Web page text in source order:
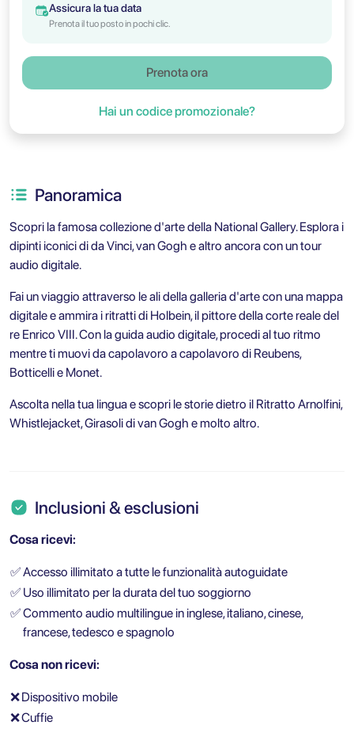
Assicura la tua data
Prenota il tuo posto in pochi clic.
Prenota ora
Hai un codice promozionale?
Panoramica
Scopri la famosa collezione d'arte della National Gallery. Esplora i
dipinti iconici di da Vinci, van Gogh e altro ancora con un tour
audio digitale.
Fai un viaggio attraverso le ali della galleria d'arte con una mappa
digitale e ammira i ritratti di Holbein, il pittore della corte reale del
re Enrico VIII. Con la guida audio digitale, procedi al tuo ritmo
mentre ti muovi da capolavoro a capolavoro di Reubens,
Botticelli e Monet.
Ascolta nella tua lingua e scopri le storie dietro il Ritratto Arnolfini,
Whistlejacket, Girasoli di van Gogh e molto altro.
Inclusioni & esclusioni
Cosa ricevi:
✅Accesso illimitato a tutte le funzionalità autoguidate
✅ Uso illimitato per la durata del tuo soggiorno
✅Commento audio multilingue in inglese, italiano, cinese,
francese, tedesco e spagnolo
Cosa non ricevi:
❌Dispositivo mobile
❌Cuffie